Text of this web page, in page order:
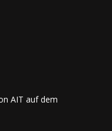
AIT auf dem